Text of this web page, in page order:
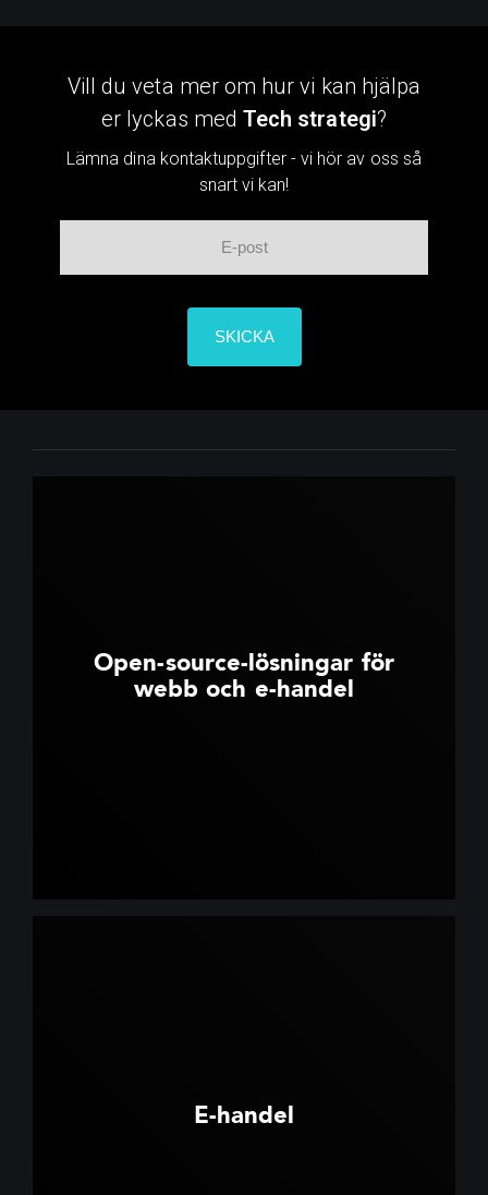
Vill du veta mer om hur vi kan hjälpa
er lyckas med Tech strategi?
Lämna dina kontaktuppgifter - vi hör av oss så
snart vi kan!
Open-source-lösningar för
webb och e-handel
E-handel